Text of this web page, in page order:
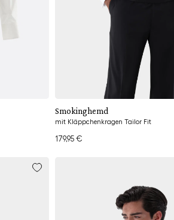
Hinzufügen
Smokinghemd
mit Kläppchenkragen Tailor Fit
179,95 €